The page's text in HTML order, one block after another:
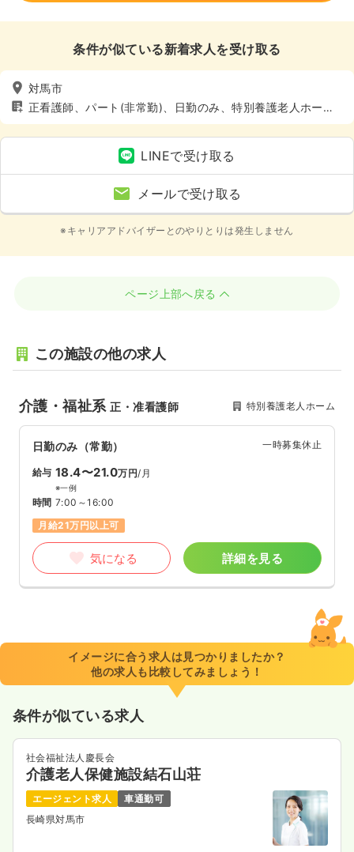
条件が似ている新着求人を受け取る
対馬市
正看護師、パート(非常勤)、日勤のみ、特別養護老人ホー
ム、介護・福祉系
LINEで受け取る
メールで受け取る
※キャリアアドバイザーとのやりとりは発生しません
ページ上部へ戻る
この施設の他の求人
介護・福祉系正・准看護師 特別養護老人ホーム
日勤のみ（常勤） 一時募集休止
給与 18.4〜21.0万円/月
※一例
時間 7:00～16:00
月給21万円以上可
気になる 詳細を見る
イメージに合う求人は見つかりましたか？
他の求人も比較してみましょう！
条件が似ている求人
社会福祉法人慶長会
介護老人保健施設結石山荘
エージェント求人
車通勤可
長崎県対馬市